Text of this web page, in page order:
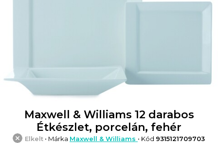
Maxwell & Williams 12 darabos
Étkészlet, porcelán, fehér
Elkelt • Márka Maxwell & Williams • Kód 9315121709703